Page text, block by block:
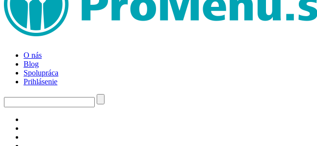
O nás
Blog
Spolupráca
Prihlásenie